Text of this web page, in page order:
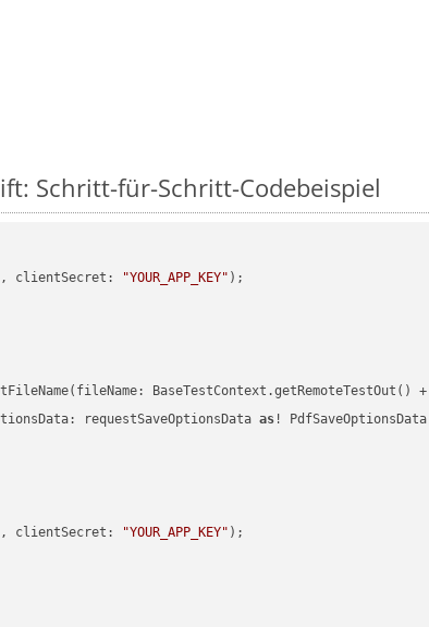
Schritt-für-Schritt-Codebeispiel
, clientSecret: "YOUR_APP_KEY" )
BaseTestContext.getRemoteTestOut() +
requestSaveOptionsData as
, clientSecret: "YOUR_APP_KEY" )